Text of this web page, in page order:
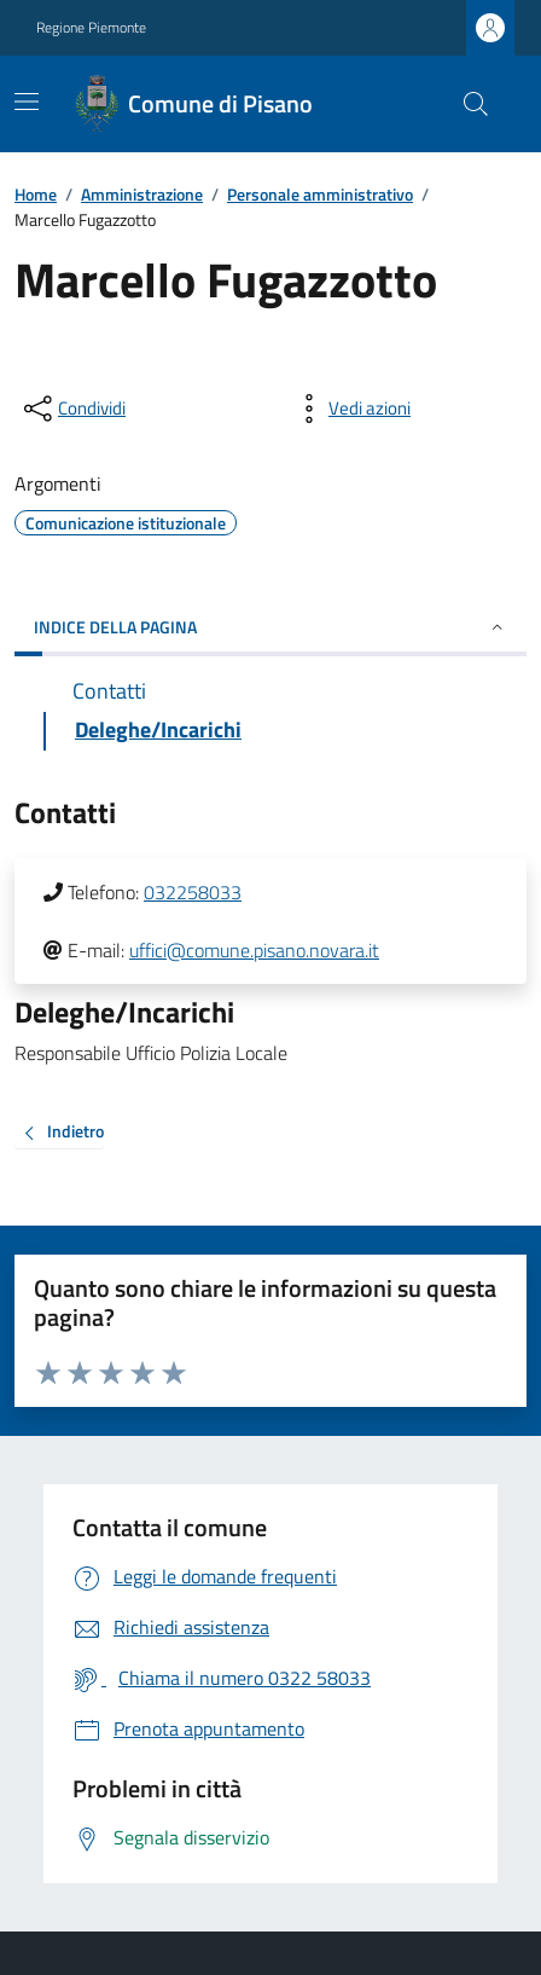
Regione Piemonte
Comune di Pisano
Home / Amministrazione / Personale amministrativo /
Marcello Fugazzotto
Marcello Fugazzotto
Condividi Vedi azioni
Argomenti
Comunicazione istituzionale
INDICE DELLA PAGINA
Contatti
Deleghe/Incarichi
Contatti
Telefono:032258033
E-mail: uffici@comune.pisano.novara.it
Deleghe/Incarichi
Responsabile Ufficio Polizia Locale
Indietro
Quanto sono chiare le informazioni su questa
pagina?
Valuta da 1 a 5 stelle la pagina
Valuta 5 stelle su 5
Valuta 4 stelle su 5
Valuta 3 stelle su 5
Valuta 2 stelle su 5
Valuta 1 stelle su 5
Contatta il comune
Leggi le domande frequenti
Richiedi assistenza
Chiama il numero 0322 58033
Prenota appuntamento
Problemi in città
Segnala disservizio